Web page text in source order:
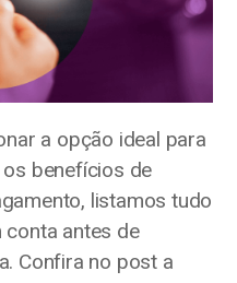
a opção ideal para
benefícios de
listamos tudo
conta antes de
Confira no post a